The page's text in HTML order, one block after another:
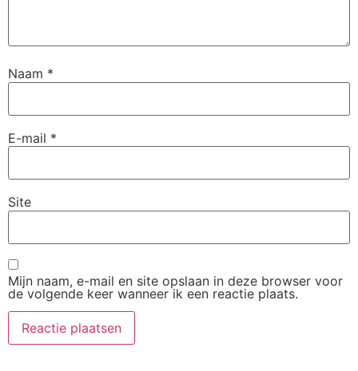
Naam *
E-mail *
Site
Mijn naam, e-mail en site opslaan in deze browser voor
de volgende keer wanneer ik een reactie plaats.